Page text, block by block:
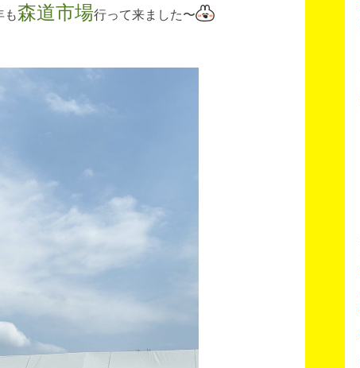
も森道市場行って来ました〜